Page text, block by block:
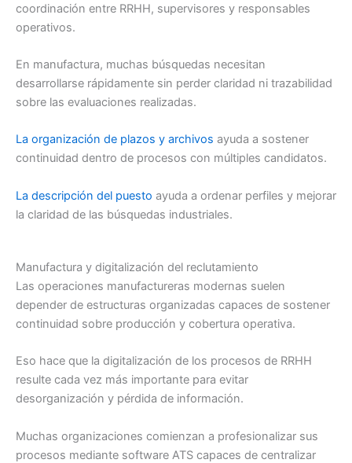
coordinación entre RRHH, supervisores y responsables
operativos.
En manufactura, muchas búsquedas necesitan
desarrollarse rápidamente sin perder claridad ni trazabilidad
sobre las evaluaciones realizadas.
La organización de plazos y archivos ayuda a sostener
continuidad dentro de procesos con múltiples candidatos.
La descripción del puesto ayuda a ordenar perfiles y mejorar
la claridad de las búsquedas industriales.
Manufactura y digitalización del reclutamiento
Las operaciones manufactureras modernas suelen
depender de estructuras organizadas capaces de sostener
continuidad sobre producción y cobertura operativa.
Eso hace que la digitalización de los procesos de RRHH
resulte cada vez más importante para evitar
desorganización y pérdida de información.
Muchas organizaciones comienzan a profesionalizar sus
procesos mediante software ATS capaces de centralizar